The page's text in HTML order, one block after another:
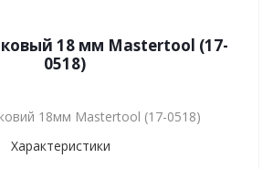
18 мм Mastertool (17-
0518)
18мм Mastertool (17-0518)
Характеристики